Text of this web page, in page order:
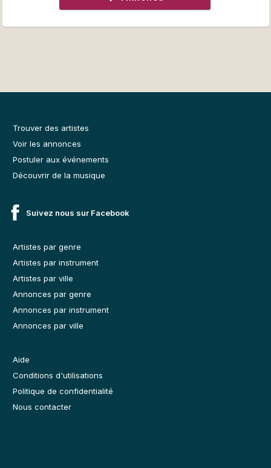
Trouver des artistes
Voir les annonces
Postuler aux événements
Découvrir de la musique
Suivez nous sur Facebook
Artistes par genre
Artistes par instrument
Artistes par ville
Annonces par genre
Annonces par instrument
Annonces par ville
Aide
Conditions d'utilisations
Politique de confidentialité
Nous contacter